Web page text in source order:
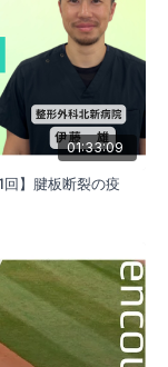
01:33:09
】腱板断裂の疫